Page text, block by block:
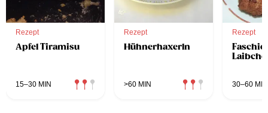
Rezept
Apfel Tiramisu
15–30 MIN
Rezept
Hühnerhaxerln
>60 MIN
Rezept
30–60 MIN